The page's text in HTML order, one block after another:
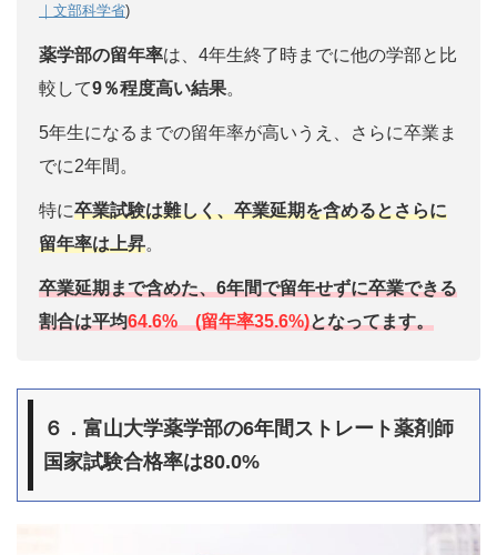
｜文部科学省)
薬学部の留年率は、4年生終了時までに他の学部と比
較して9％程度高い結果。
5年生になるまでの留年率が高いうえ、さらに卒業ま
でに2年間。
特に卒業試験は難しく、卒業延期を含めるとさらに
留年率は上昇。
卒業延期まで含めた、6年間で留年せずに卒業できる
割合は平均64.6% (留年率35.6%)となってます。
６．富山大学薬学部の6年間ストレート薬剤師
国家試験合格率は80.0%